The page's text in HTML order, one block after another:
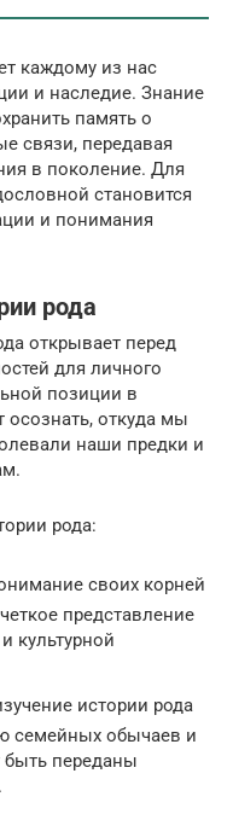
каждому из нас
и наследие. Знание
память о
связи, передавая
в поколение. Для
становится
и понимания
рода
открывает перед
для личного
позиции в
осознать, откуда мы
наши предки и
рода:
своих корней
представление
культурной
истории рода
семейных обычаев и
быть переданы